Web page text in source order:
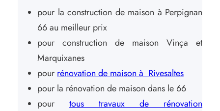
pour la construction de maison à Perpignan
66 au meilleur prix
pour construction de maison Vinça et
Marquixanes
pourrénovation de maison à Rivesaltes
pour la rénovation de maison dans le 66
pour tous travaux de rénovation